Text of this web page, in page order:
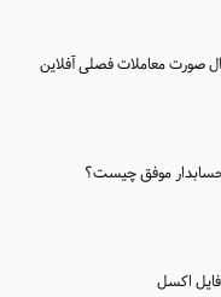
صورت معاملات فصلی آفلاین
اکسل